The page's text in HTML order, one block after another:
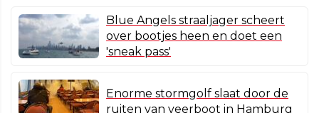
Blue Angels straaljager scheert
over bootjes heen en doet een
'sneak pass'
Enorme stormgolf slaat door de
ruiten van veerboot in Hamburg